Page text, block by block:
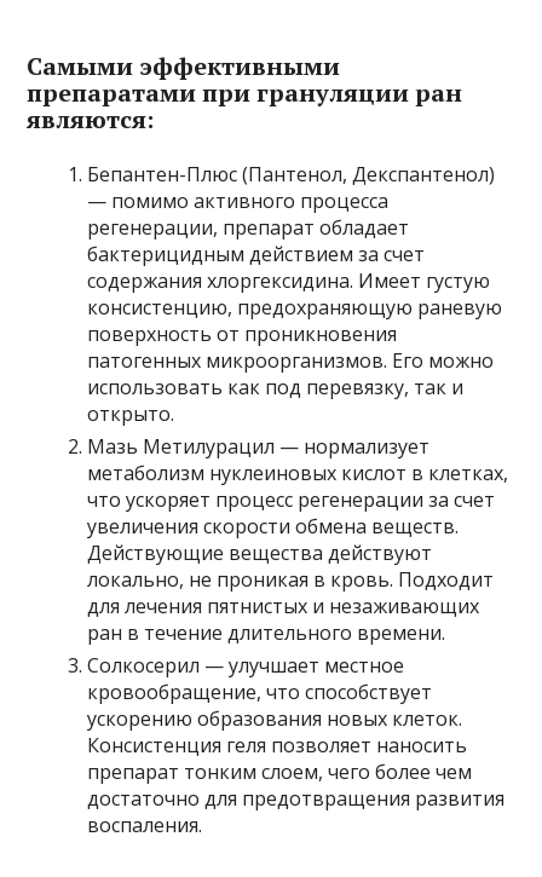
Самыми эффективными
препаратами при грануляции ран
являются:
Бепантен-Плюс (Пантенол, Декспантенол)
— помимо активного процесса
регенерации, препарат обладает
бактерицидным действием за счет
содержания хлоргексидина. Имеет густую
консистенцию, предохраняющую раневую
поверхность от проникновения
патогенных микроорганизмов. Его можно
использовать как под перевязку, так и
открыто.
Мазь Метилурацил — нормализует
метаболизм нуклеиновых кислот в клетках,
что ускоряет процесс регенерации за счет
увеличения скорости обмена веществ.
Действующие вещества действуют
локально, не проникая в кровь. Подходит
для лечения пятнистых и незаживающих
ран в течение длительного времени.
Солкосерил — улучшает местное
кровообращение, что способствует
ускорению образования новых клеток.
Консистенция геля позволяет наносить
препарат тонким слоем, чего более чем
достаточно для предотвращения развития
воспаления.